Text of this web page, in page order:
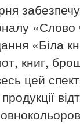
«Слово
«Біла
книг,
цей